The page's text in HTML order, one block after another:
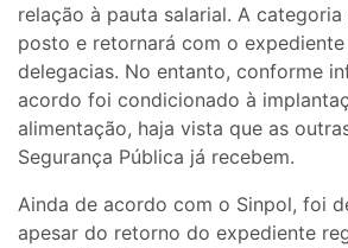
relação à pauta salarial. A
posto e retornará com o
delegacias. No entanto, conforme
acordo foi condicionado à
alimentação, haja vista que as
Segurança Pública já recebem.
Ainda de acordo com o Sinpol, foi
apesar do retorno do expediente